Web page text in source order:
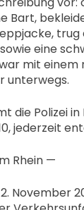
Bart,
trug
eine
mit einem
unterwegs.
die Polizei
jederzeit
Rhein —
November